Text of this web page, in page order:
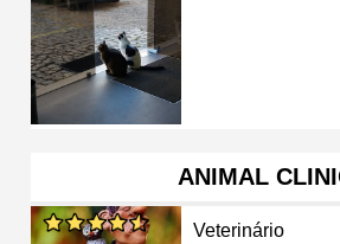
ANIMAL
Veterinário